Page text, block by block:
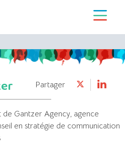
Partager
Gantzer Agency, agence
en stratégie de communication